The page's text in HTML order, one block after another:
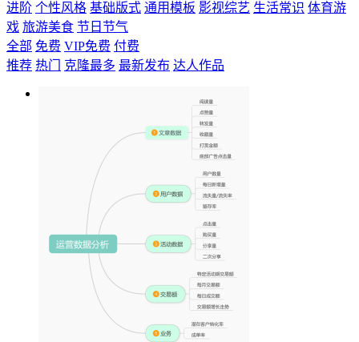
进阶 个性风格 基础版式 通用模板 影视综艺 生活常识 体育游
戏 旅游美食 节日节气
全部 免费 VIP免费 付费
推荐 热门 克隆最多 最新发布 达人作品